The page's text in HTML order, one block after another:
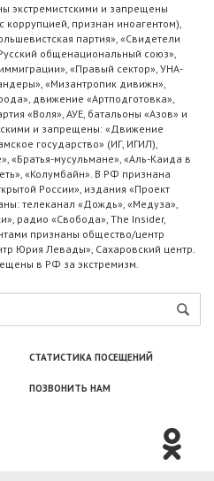
экстремистскими и запрещены
признан иноагентом),
партия», «Свидетели
общенациональный союз»,
«Правый сектор», УНА-
«Мизантропик дивижн»,
движение «Артподготовка»,
«Воля», АУЕ, батальоны «Азов» и
и запрещены: «Движение
государство» (ИГ, ИГИЛ),
«Братья-мусульмане», «Аль-Каида в
«Колумбайн». В РФ признана
России», издания «Проект
телеканал «Дождь», «Медуза»,
радио «Свобода», The Insider,
признаны общество/центр
Юрия Левады», Сахаровский центр.
в РФ за экстремизм.
СТАТИСТИКА ПОСЕЩЕНИЙ
ПОЗВОНИТЬ НАМ